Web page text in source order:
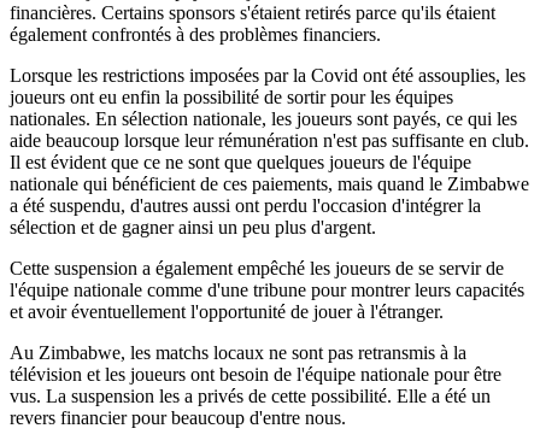
financières. Certains sponsors s'étaient retirés parce qu'ils étaient
également confrontés à des problèmes financiers.
Lorsque les restrictions imposées par la Covid ont été assouplies, les
joueurs ont eu enfin la possibilité de sortir pour les équipes
nationales. En sélection nationale, les joueurs sont payés, ce qui les
aide beaucoup lorsque leur rémunération n'est pas suffisante en club.
Il est évident que ce ne sont que quelques joueurs de l'équipe
nationale qui bénéficient de ces paiements, mais quand le Zimbabwe
a été suspendu, d'autres aussi ont perdu l'occasion d'intégrer la
sélection et de gagner ainsi un peu plus d'argent.
Cette suspension a également empêché les joueurs de se servir de
l'équipe nationale comme d'une tribune pour montrer leurs capacités
et avoir éventuellement l'opportunité de jouer à l'étranger.
Au Zimbabwe, les matchs locaux ne sont pas retransmis à la
télévision et les joueurs ont besoin de l'équipe nationale pour être
vus. La suspension les a privés de cette possibilité. Elle a été un
revers financier pour beaucoup d'entre nous.